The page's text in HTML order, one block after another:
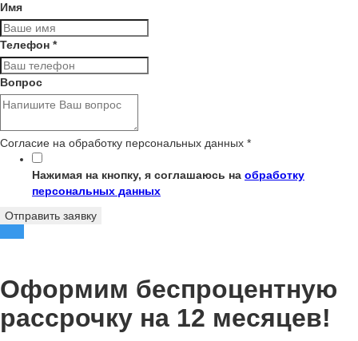
Имя
Телефон *
Вопрос
Согласие на обработку персональных данных *
Нажимая на кнопку, я соглашаюсь на обработку
персональных данных
Отправить заявку
Оформим беспроцентную
рассрочку на 12 месяцев!